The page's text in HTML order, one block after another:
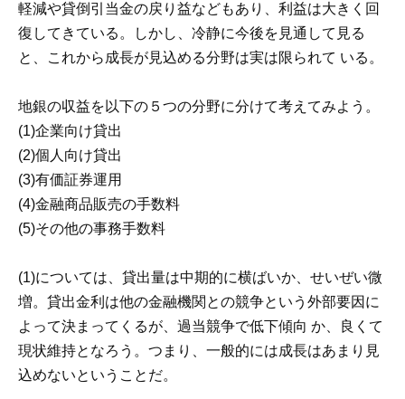
軽減や貸倒引当金の戻り益などもあり、利益は大きく回
復してきている。しかし、冷静に今後を見通して見る
と、これから成長が見込める分野は実は限られて いる。
地銀の収益を以下の５つの分野に分けて考えてみよう。
(1)企業向け貸出
(2)個人向け貸出
(3)有価証券運用
(4)金融商品販売の手数料
(5)その他の事務手数料
(1)については、貸出量は中期的に横ばいか、せいぜい微
増。貸出金利は他の金融機関との競争という外部要因に
よって決まってくるが、過当競争で低下傾向 か、良くて
現状維持となろう。つまり、一般的には成長はあまり見
込めないということだ。